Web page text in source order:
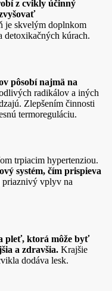
z cvikly účinný
je skvelým doplnkom
detoxikačných kúrach.
pôsobí najmä na
radikálov a iných
Zlepšením činnosti
termoreguláciu.
trpiacim hypertenziou.
systém, čím prispieva
priaznivý vplyv na
pleť, ktorá môže byť
a zdravšia. Krajšie
dodáva lesk.